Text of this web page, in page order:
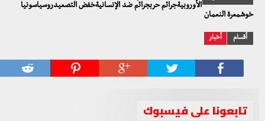
الأوروبيةجرائم حربجرائم ضد الإنسانيةخفض التصعيدروسياسونيا
خوشمعرة النعمان
أقسام أخبار
تابعونا على فيسبوك